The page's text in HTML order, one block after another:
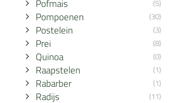
Pofmais (5)
Pompoenen (30)
Postelein (3)
Prei (8)
Quinoa (0)
Raapstelen (1)
Rabarber (1)
Radijs (11)